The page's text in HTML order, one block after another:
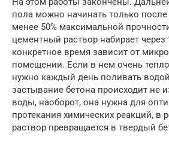
пола можно начинать только
менее 50% максимальной
цементный раствор набирает через
конкретное время зависит от
помещении. Если в нем очень тепло
нужно каждый день поливать
застывание бетона происходит не
воды, наоборот, она нужна для
протекания химических реакций, в
раствор превращается в твердый